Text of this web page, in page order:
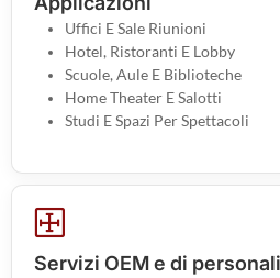
Uffici E Sale Riunioni
Hotel, Ristoranti E Lobby
Scuole, Aule E Biblioteche
Home Theater E Salotti
Studi E Spazi Per Spettacoli
Servizi OEM e di